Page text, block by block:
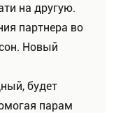
на другую.
партнера во
Новый
будет
парам